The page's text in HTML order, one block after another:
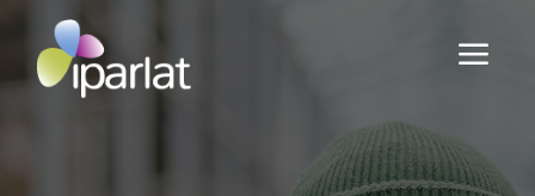
a